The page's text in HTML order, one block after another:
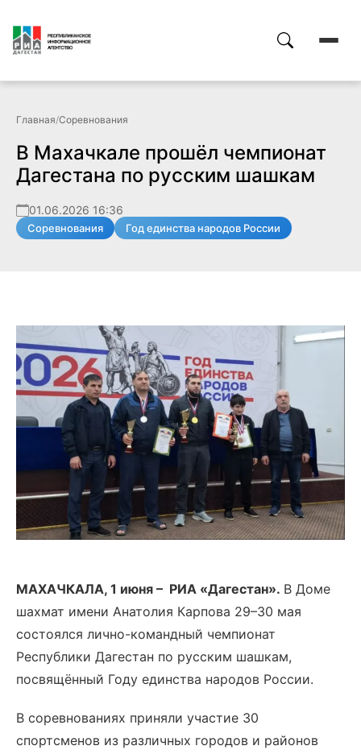
Главная/Соревнования
В Махачкале прошёл чемпионат
Дагестана по русским шашкам
01.06.2026 16:36
Соревнования Год единства народов России
МАХАЧКАЛА, 1 июня – РИА «Дагестан». В Доме
шахмат имени Анатолия Карпова 29–30 мая
состоялся лично-командный чемпионат
Республики Дагестан по русским шашкам,
посвящённый Году единства народов России.
В соревнованиях приняли участие 30
спортсменов из различных городов и районов